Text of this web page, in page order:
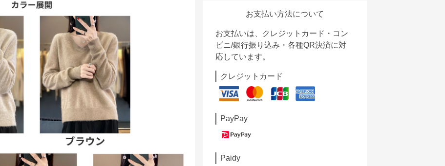
お支払い方法について
お支払いは、クレジットカード・コン
ビニ/銀行振り込み・各種QR決済に対
応しています。
クレジットカード
PayPay
Paidy